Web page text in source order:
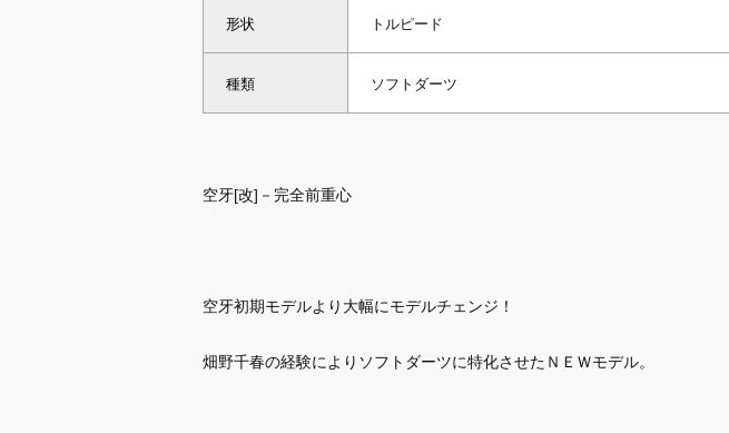
形状 トルピード
種類 ソフトダーツ
空牙[改]－完全前重心
空牙初期モデルより大幅にモデルチェンジ！
畑野千春の経験によりソフトダーツに特化させたＮＥＷモデル。